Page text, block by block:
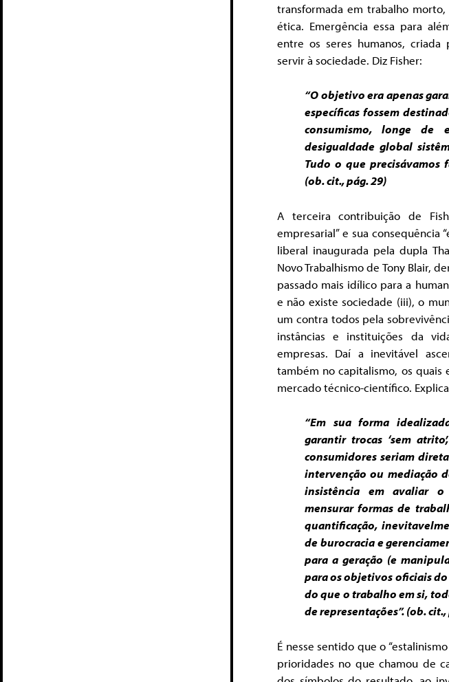
transformada em trabalho
ética. Emergência essa para
entre os seres humanos,
servir à sociedade. Diz Fisher:
“O objetivo era apenas
específicas fossem
consumismo, longe de
desigualdade global
Tudo o que precisávamos
(ob. cit., pág. 29)
A terceira contribuição de
empresarial” e sua consequência
liberal inaugurada pela dupla
Novo Trabalhismo de Tony Blair,
passado mais idílico para a
e não existe sociedade (iii), o
um contra todos pela
instâncias e instituições da
empresas. Daí a inevitável
também no capitalismo, os quais
mercado técnico-científico.
“Em sua forma
garantir trocas ‘sem
consumidores seriam
intervenção ou mediação
insistência em avaliar o
mensurar formas de
quantificação,
de burocracia e
para a geração (e
para os objetivos oficiais
do que o trabalho em si,
de representações”. (ob. cit.,
É nesse sentido que o
prioridades no que chamou de